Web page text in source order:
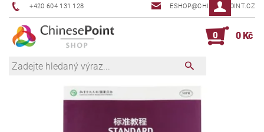
+420 604 131 128 ESHOP@CHINESEPOINT.CZ
0 0 Kč